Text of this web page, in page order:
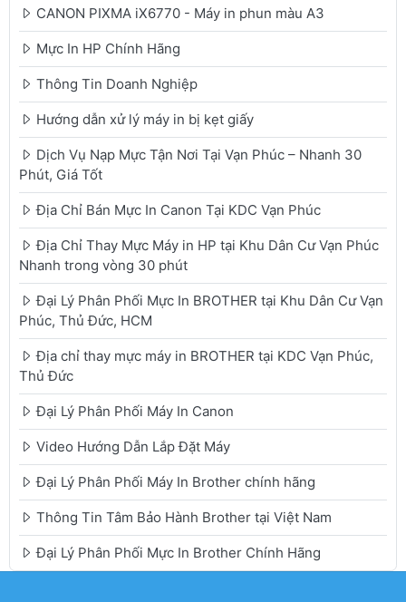
CANON PIXMA iX6770 - Máy in phun màu A3
Mực In HP Chính Hãng
Thông Tin Doanh Nghiệp
Hướng dẫn xử lý máy in bị kẹt giấy
Dịch Vụ Nạp Mực Tận Nơi Tại Vạn Phúc – Nhanh 30
Phút, Giá Tốt
Địa Chỉ Bán Mực In Canon Tại KDC Vạn Phúc
Địa Chỉ Thay Mực Máy in HP tại Khu Dân Cư Vạn Phúc
Nhanh trong vòng 30 phút
Đại Lý Phân Phối Mực In BROTHER tại Khu Dân Cư Vạn
Phúc, Thủ Đức, HCM
Địa chỉ thay mực máy in BROTHER tại KDC Vạn Phúc,
Thủ Đức
Đại Lý Phân Phối Máy In Canon
Video Hướng Dẫn Lắp Đặt Máy
Đại Lý Phân Phối Máy In Brother chính hãng
Thông Tin Tâm Bảo Hành Brother tại Việt Nam
Đại Lý Phân Phối Mực In Brother Chính Hãng